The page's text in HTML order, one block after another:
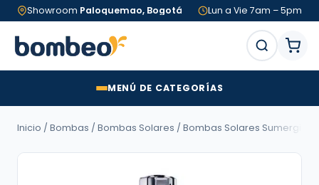
Showroom Paloquemao, Bogotá Lun a Vie 7am – 5pm
MENÚ DE CATEGORÍAS
Inicio / Bombas / Bombas Solares / Bombas Solares